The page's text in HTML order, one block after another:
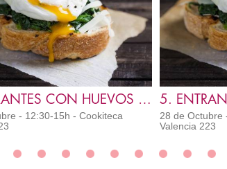
5. ENTRANTES CON HUEVOS (VS) IC
- 12:30-15h - Cookiteca
28 de Octubre
Valencia 223